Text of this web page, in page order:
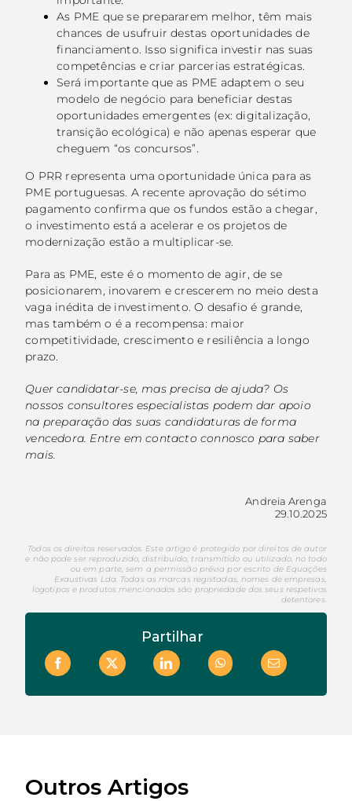
As PME que se prepararem melhor, têm mais
chances de usufruir destas oportunidades de
financiamento. Isso significa investir nas suas
competências e criar parcerias estratégicas.
Será importante que as PME adaptem o seu
modelo de negócio para beneficiar destas
oportunidades emergentes (ex: digitalização,
transição ecológica) e não apenas esperar que
cheguem “os concursos”.
O PRR representa uma oportunidade única para as
PME portuguesas. A recente aprovação do sétimo
pagamento confirma que os fundos estão a chegar,
o investimento está a acelerar e os projetos de
modernização estão a multiplicar-se.
Para as PME, este é o momento de agir, de se
posicionarem, inovarem e crescerem no meio desta
vaga inédita de investimento. O desafio é grande,
mas também o é a recompensa: maior
competitividade, crescimento e resiliência a longo
prazo.
Quer candidatar-se, mas precisa de ajuda? Os
nossos consultores especialistas podem dar apoio
na preparação das suas candidaturas de forma
vencedora. Entre em contacto connosco para saber
mais.
Andreia Arenga
29.10.2025
Todos os direitos reservados. Este artigo é protegido por direitos de autor
e não pode ser reproduzido, distribuído, transmitido ou utilizado, no todo
ou em parte, sem a permissão prévia por escrito de Equações
Exaustivas Lda. Todas as marcas registadas, nomes de empresas,
logotipos e produtos mencionados são propriedade dos seus respetivos
detentores.
Partilhar
Outros Artigos